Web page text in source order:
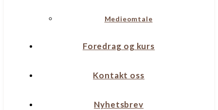
Medieomtale
Foredrag og kurs
Kontakt oss
Nyhetsbrev